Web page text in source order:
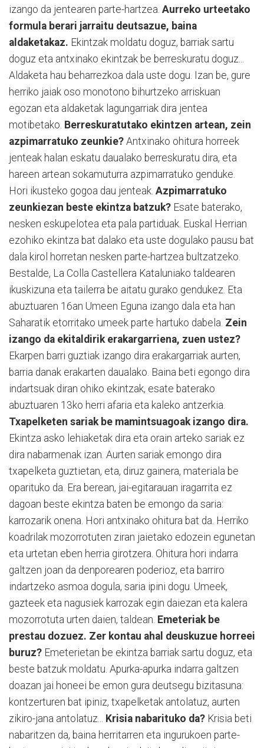
izango da jentearen parte-hartzea. Aurreko urteetako
formula berari jarraitu deutsazue, baina
aldaketakaz. Ekintzak moldatu doguz, barriak sartu
doguz eta antxinako ekintzak be berreskuratu doguz...
Aldaketa hau beharrezkoa dala uste dogu. Izan be, gure
herriko jaiak oso monotono bihurtzeko arriskuan
egozan eta aldaketak lagungarriak dira jentea
motibetako. Berreskuratutako ekintzen artean, zein
azpimarratuko zeunkie? Antxinako ohitura horreek
jenteak halan eskatu daualako berreskuratu dira, eta
hareen artean sokamuturra azpimarratuko genduke.
Hori ikusteko gogoa dau jenteak. Azpimarratuko
zeunkiezan beste ekintza batzuk? Esate baterako,
nesken eskupelotea eta pala partiduak. Euskal Herrian
ezohiko ekintza bat dalako eta uste dogulako pausu bat
dala kirol horretan nesken parte-hartzea bultzatzeko.
Bestalde, La Colla Castellera Kataluniako taldearen
ikuskizuna eta tailerra be aitatu gurako gendukez. Eta
abuztuaren 16an Umeen Eguna izango dala eta han
Saharatik etorritako umeek parte hartuko dabela. Zein
izango da ekitaldirik erakargarriena, zuen ustez?
Ekarpen barri guztiak izango dira erakargarriak aurten,
barria danak erakarten daualako. Baina beti egongo dira
indartsuak diran ohiko ekintzak, esate baterako
abuztuaren 13ko herri afaria eta kaleko antzerkia.
Txapelketen sariak be mamintsuagoak izango dira.
Ekintza asko lehiaketak dira eta orain arteko sariak ez
dira nabarmenak izan. Aurten sariak emongo dira
txapelketa guztietan, eta, diruz gainera, materiala be
oparituko da. Era berean, jai-egitarauan iragarrita ez
dagoan beste ekintza baten be emongo da saria:
karrozarik onena. Hori antxinako ohitura bat da. Herriko
koadrilak mozorrotuten ziran jaietako edozein egunetan
eta urtetan eben herria girotzera. Ohitura hori indarra
galtzen joan da denporearen poderioz, eta barriro
indartzeko asmoa dogula, saria ipini dogu. Umeek,
gazteek eta nagusiek karrozak egin daiezan eta kalera
mozorrotuta urten daien, taldean. Emeteriak be
prestau dozuez. Zer kontau ahal deuskuzue horreei
buruz? Emeterietan be ekintza barriak sartu doguz, eta
beste batzuk moldatu. Apurka-apurka indarra galtzen
doazan jai honeei be emon gura deutsegu bizitasuna:
kontzerturen bat ipiniz, txapelketak antolatuz, aurten
zikiro-jana antolatuz... Krisia nabarituko da? Krisia beti
nabaritzen da, baina herritarren eta ingurukoen parte-